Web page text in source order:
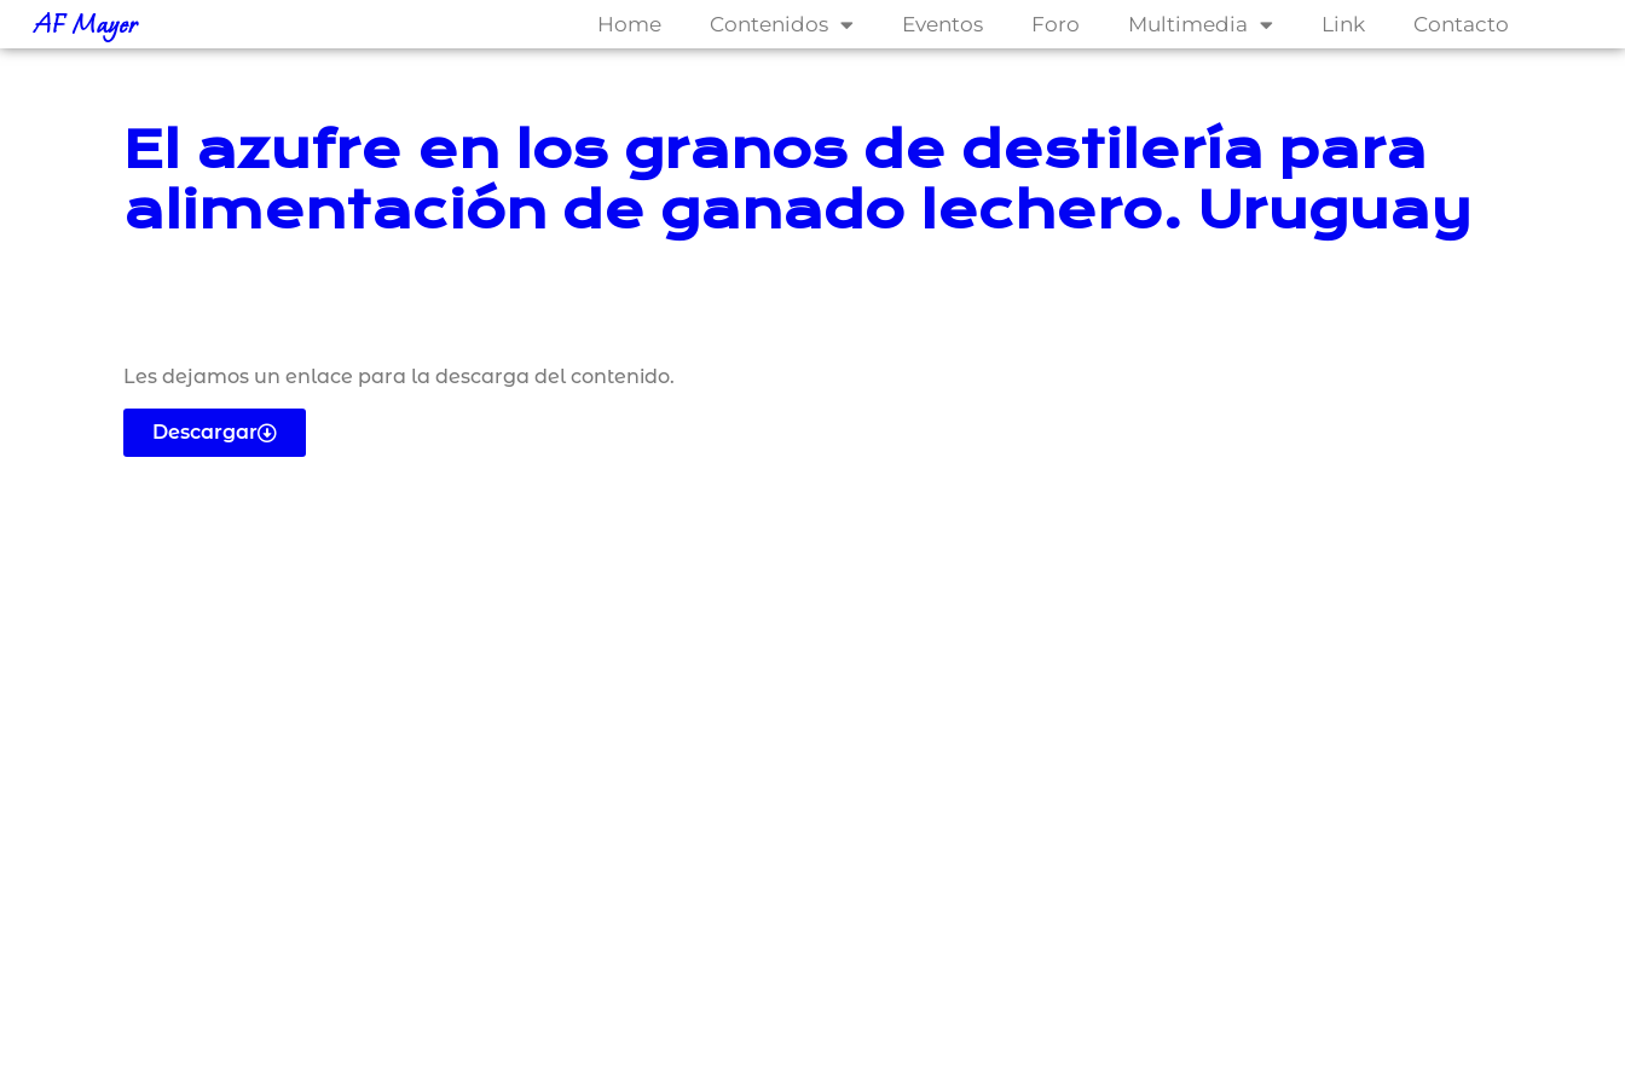
AF Mayer Home Contenidos Eventos Foro Multimedia Link Contacto
El azufre en los granos de destilería para
alimentación de ganado lechero. Uruguay
Les dejamos un enlace para la descarga del contenido.
Descargar